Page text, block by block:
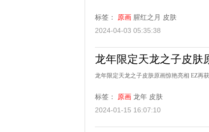
标签： 原画 腥红之月 皮肤
2024-04-03 05:35:38
龙年限定天龙之子皮肤
龙年限定天龙之子皮肤原画惊艳亮相 EZ再
标签： 原画 龙年 皮肤
2024-01-15 16:07:10